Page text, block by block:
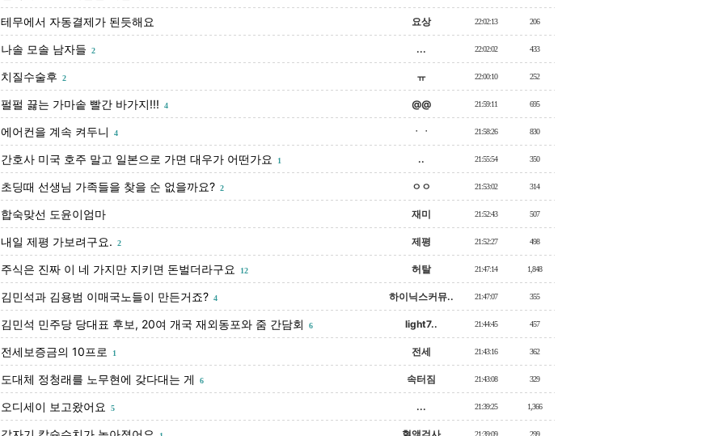
테무에서 자동결제가 된듯해요 요상 22:02:13 206
나솔 모솔 남자들 2 ... 22:02:02 433
치질수술후 2 ㅠ 22:00:10 252
펄펄 끓는 가마솥 빨간 바가지!!! 4 @@ 21:59:11 695
에어컨을 계속 켜두니 4 ㆍㆍ 21:58:26 830
간호사 미국 호주 말고 일본으로 가면 대우가 어떤가요 1 .. 21:55:54 350
초딩때 선생님 가족들을 찾을 순 없을까요? 2 ㅇㅇ 21:53:02 314
합숙맞선 도윤이엄마 재미 21:52:43 507
내일 제평 가보려구요. 2 제평 21:52:27 498
주식은 진짜 이 네 가지만 지키면 돈벌더라구요 12 허탈 21:47:14 1,848
김민석과 김용범 이매국노들이 만든거죠? 4 하이닉스커뮤.. 21:47:07 355
김민석 민주당 당대표 후보, 20여 개국 재외동포와 줌 간담회 6 light7.. 21:44:45 457
전세보증금의 10프로 1 전세 21:43:16 362
도대체 정청래를 노무현에 갖다대는 게 6 속터짐 21:43:08 329
오디세이 보고왔어요 5 ... 21:39:25 1,366
21:39:09 299